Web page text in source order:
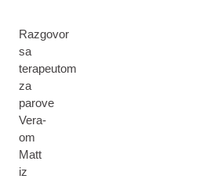
Razgovor
sa
terapeutom
za
parove
Vera-
om
Matt
iz